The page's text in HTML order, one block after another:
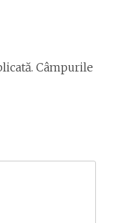
Câmpurile